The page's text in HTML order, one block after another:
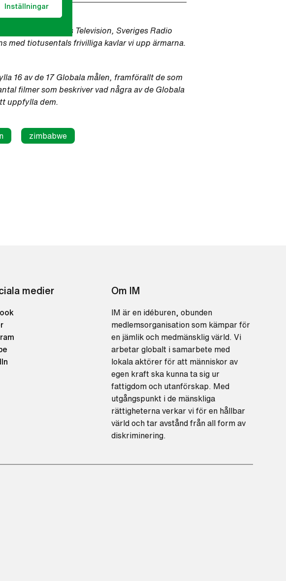
Inställningar
mellan Sveriges Television, Sveriges Radio
med tiotusentals frivilliga kavlar vi upp ärmarna.
16 av de 17 Globala målen, framförallt de som
filmer som beskriver vad några av de Globala
uppfylla dem.
zimbabwe
medier Om IM
IM är en idéburen, obunden
medlemsorganisation som kämpar för
en jämlik och medmänsklig värld. Vi
arbetar globalt i samarbete med
lokala aktörer för att människor av
egen kraft ska kunna ta sig ur
fattigdom och utanförskap. Med
utgångspunkt i de mänskliga
rättigheterna verkar vi för en hållbar
värld och tar avstånd från all form av
diskriminering.